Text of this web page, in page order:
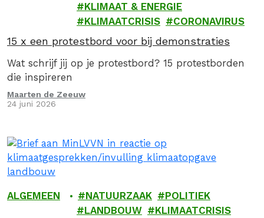
KLIMAAT & ENERGIE
KLIMAATCRISIS
CORONAVIRUS
15 x een protestbord voor bij demonstraties
Wat schrijf jij op je protestbord? 15 protestborden
die inspireren
Maarten de Zeeuw
24 juni 2026
ALGEMEEN NATUURZAAK
POLITIEK
LANDBOUW
KLIMAATCRISIS